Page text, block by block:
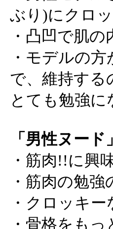
ぶり)にクロ
・凸凹で肌
・モデルの
で、維持する
とても勉強に
「男性ヌー
・筋肉!!に興
・筋肉の勉強
・クロッキ
・骨格をもっ